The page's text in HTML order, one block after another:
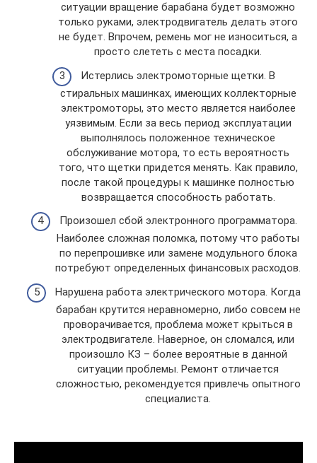
ситуации вращение барабана будет возможно
только руками, электродвигатель делать этого
не будет. Впрочем, ремень мог не износиться, а
просто слететь с места посадки.
Истерлись электромоторные щетки. В
стиральных машинках, имеющих коллекторные
электромоторы, это место является наиболее
уязвимым. Если за весь период эксплуатации
выполнялось положенное техническое
обслуживание мотора, то есть вероятность
того, что щетки придется менять. Как правило,
после такой процедуры к машинке полностью
возвращается способность работать.
Произошел сбой электронного программатора.
Наиболее сложная поломка, потому что работы
по перепрошивке или замене модульного блока
потребуют определенных финансовых расходов.
Нарушена работа электрического мотора. Когда
барабан крутится неравномерно, либо совсем не
проворачивается, проблема может крыться в
электродвигателе. Наверное, он сломался, или
произошло КЗ – более вероятные в данной
ситуации проблемы. Ремонт отличается
сложностью, рекомендуется привлечь опытного
специалиста.